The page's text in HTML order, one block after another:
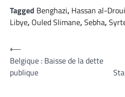
Tagged Benghazi, Hassan al-Droui
Libye, Ouled Slimane,Sebha,
Navigation
de
l’article
⟵
Belgique : Baisse de la dette
publique